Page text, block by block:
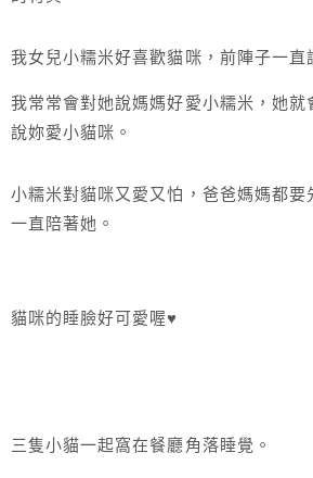
我女兒小糯米好喜歡貓咪，前陣子一直
我常常會對她說媽媽好愛小糯米，她就
說妳愛小貓咪。
小糯米對貓咪又愛又怕，爸爸媽媽都要
一直陪著她。
貓咪的睡臉好可愛喔♥
三隻小貓一起窩在餐廳角落睡覺。